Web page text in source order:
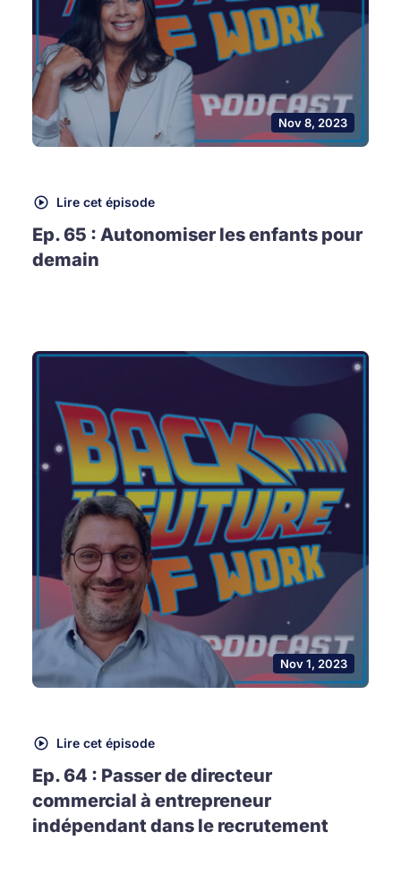
Nov 8, 2023
Lire cet épisode
Ep. 65 : Autonomiser les enfants pour
demain
Nov 1, 2023
Lire cet épisode
Ep. 64 : Passer de directeur
commercial à entrepreneur
indépendant dans le recrutement